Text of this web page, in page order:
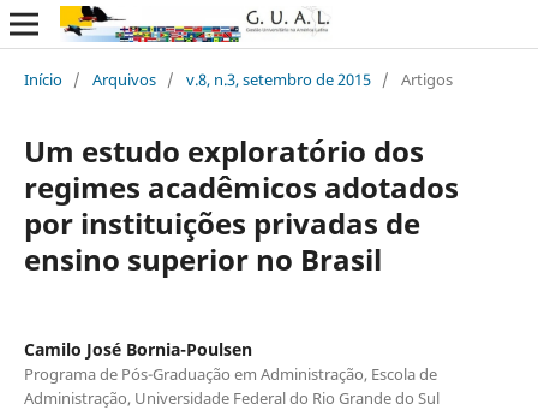
Início / Arquivos / v.8, n.3, setembro de 2015 / Artigos
Um estudo exploratório dos
regimes acadêmicos adotados
por instituições privadas de
ensino superior no Brasil
Camilo José Bornia-Poulsen
Programa de Pós-Graduação em Administração, Escola de
Administração, Universidade Federal do Rio Grande do Sul